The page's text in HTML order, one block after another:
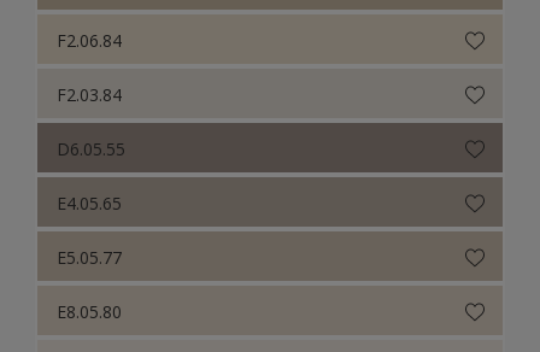
F2.06.84
F2.03.84
D6.05.55
E4.05.65
E5.05.77
E8.05.80